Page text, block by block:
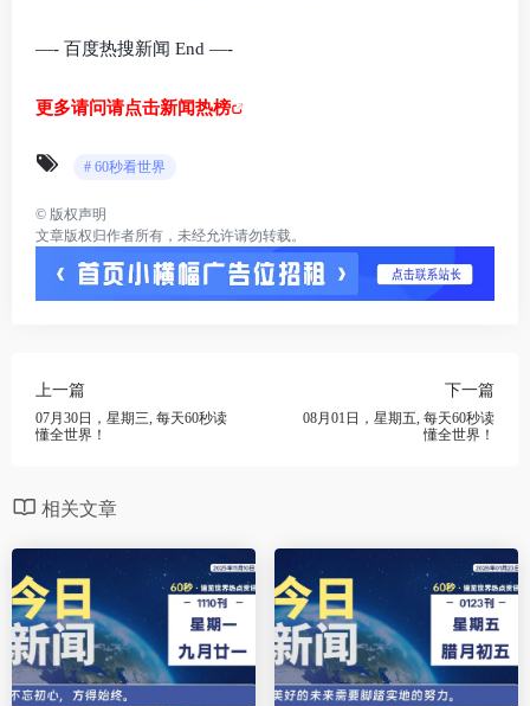
—- 百度热搜新闻 End —-
更多请问请点击新闻热榜
# 60秒看世界
© 版权声明
文章版权归作者所有，未经允许请勿转载。
上一篇
07月30日，星期三, 每天60秒读
懂全世界！
下一篇
08月01日，星期五, 每天60秒读
懂全世界！
相关文章